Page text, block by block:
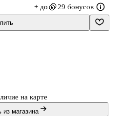
вашу вторую половинку,
устроить милый романтичный
+ до 29 бонусов
на карте
из магазина